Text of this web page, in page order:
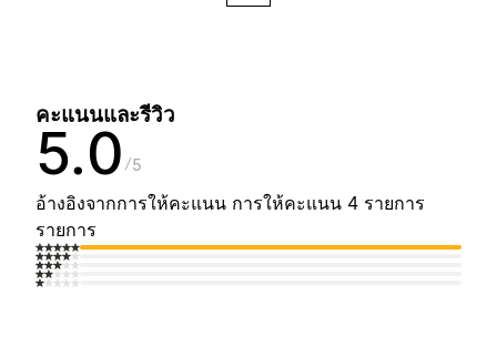
คะแนนและรีวิว
5.0 5
อ้างอิงจากการให้คะแนน การให้คะแนน 4 รายการ
รายการ